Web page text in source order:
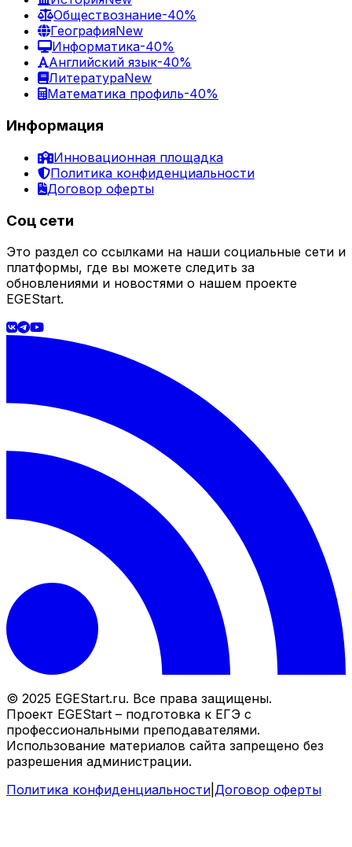
Обществознание-40%
ГеографияNew
Информатика-40%
Английский язык-40%
ЛитератураNew
Математика профиль-40%
Информация
Инновационная площадка
Политика конфиденциальности
Договор оферты
Соц сети
Это раздел со ссылками на наши социальные сети и
платформы, где вы можете следить за
обновлениями и новостями о нашем проекте
EGEStart.
© 2025 EGEStart.ru. Все права защищены.
Проект EGEStart – подготовка к ЕГЭ с
профессиональными преподавателями.
Использование материалов сайта запрещено без
разрешения администрации.
Политика конфиденциальности Договор оферты